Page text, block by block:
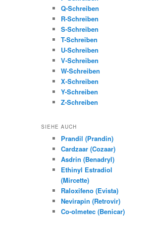
Q-Schreiben
R-Schreiben
S-Schreiben
T-Schreiben
U-Schreiben
V-Schreiben
W-Schreiben
X-Schreiben
Y-Schreiben
Z-Schreiben
SIEHE AUCH
Prandil (Prandin)
Cardzaar (Cozaar)
Asdrin (Benadryl)
Ethinyl Estradiol
(Mircette)
Raloxifeno (Evista)
Nevirapin (Retrovir)
Co-olmetec (Benicar)